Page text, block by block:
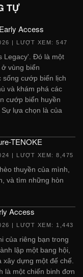
TỰ
Access
| LƯỢT XEM: 547
Legacy'. Đó là một
vùng biển
sống cướp biển lịch
và khám phá các
cướp biển huyền
lựa chọn là của
TENOKE
| LƯỢT XEM: 8,475
thuyền của mình,
và tìm những hòn
Access
| LƯỢT XEM: 1,443
của riêng bạn trong
lập một bang hội,
dựng một đế chế.
là một chiến binh đơn